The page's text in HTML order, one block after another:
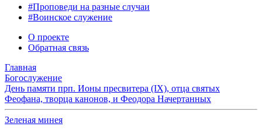
#Проповеди на разные случаи
#Воинское служение
О проекте
Обратная связь
Главная
Богослужение
День памяти прп. Ионы пресвитера (IX), отца святых
Феофана, творца канонов, и Феодора Начертанных
Зеленая минея